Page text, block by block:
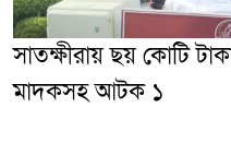
সাতক্ষীরায় ছয় কোটি
মাদকসহ আটক ১